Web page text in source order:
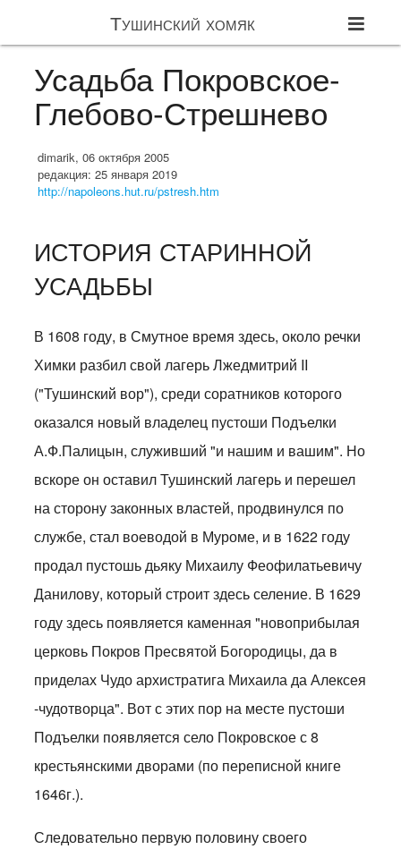
Тушинский хомяк
Усадьба Покровское-
Глебово-Стрешнево
dimarik, 06 октября 2005
редакция: 25 января 2019
http://napoleons.hut.ru/pstresh.htm
ИСТОРИЯ СТАРИННОЙ
УСАДЬБЫ
В 1608 году, в Смутное время здесь, около речки
Химки разбил свой лагерь Лжедмитрий II
("Тушинский вор"), среди соратников которого
оказался новый владелец пустоши Подъелки
А.Ф.Палицын, служивший "и нашим и вашим". Но
вскоре он оставил Тушинский лагерь и перешел
на сторону законных властей, продвинулся по
службе, стал воеводой в Муроме, и в 1622 году
продал пустошь дьяку Михаилу Феофилатьевичу
Данилову, который строит здесь селение. В 1629
году здесь появляется каменная "новоприбылая
церковь Покров Пресвятой Богородицы, да в
приделах Чудо архистратига Михаила да Алексея
-чудотворца". Вот с этих пор на месте пустоши
Подъелки появляется село Покровское с 8
крестьянскими дворами (по переписной книге
1646г.).
Следовательно первую половину своего